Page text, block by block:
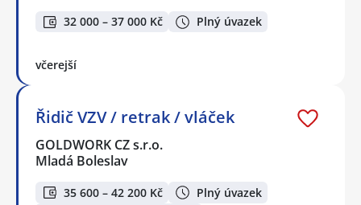
32 000 – 37 000 Kč Plný úvazek
včerejší
Řidič VZV / retrak / vláček
GOLDWORK CZ s.r.o.
Mladá Boleslav
35 600 – 42 200 Kč
Plný úvazek